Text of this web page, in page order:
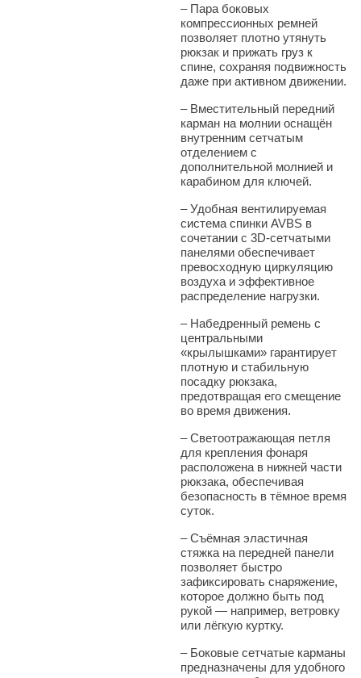
– Пара боковых
компрессионных ремней
позволяет плотно утянуть
рюкзак и прижать груз к
спине, сохраняя подвижность
даже при активном движении.
– Вместительный передний
карман на молнии оснащён
внутренним сетчатым
отделением с
дополнительной молнией и
карабином для ключей.
– Удобная вентилируемая
система спинки AVBS в
сочетании с 3D-сетчатыми
панелями обеспечивает
превосходную циркуляцию
воздуха и эффективное
распределение нагрузки.
– Набедренный ремень с
центральными
«крылышками» гарантирует
плотную и стабильную
посадку рюкзака,
предотвращая его смещение
во время движения.
– Светоотражающая петля
для крепления фонаря
расположена в нижней части
рюкзака, обеспечивая
безопасность в тёмное время
суток.
– Съёмная эластичная
стяжка на передней панели
позволяет быстро
зафиксировать снаряжение,
которое должно быть под
рукой — например, ветровку
или лёгкую куртку.
– Боковые сетчатые карманы
предназначены для удобного